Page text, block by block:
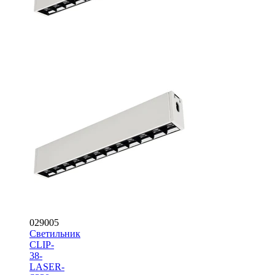
029005
Светильник
CLIP-
38-
LASER-